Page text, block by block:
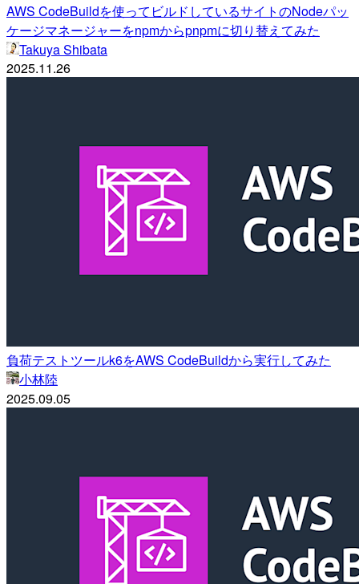
AWS CodeBuildを使ってビルドしているサイトのNodeパッ
ケージマネージャーをnpmからpnpmに切り替えてみた
Takuya Shibata
2025.11.26
負荷テストツールk6をAWS CodeBuildから実行してみた
小林陸
2025.09.05